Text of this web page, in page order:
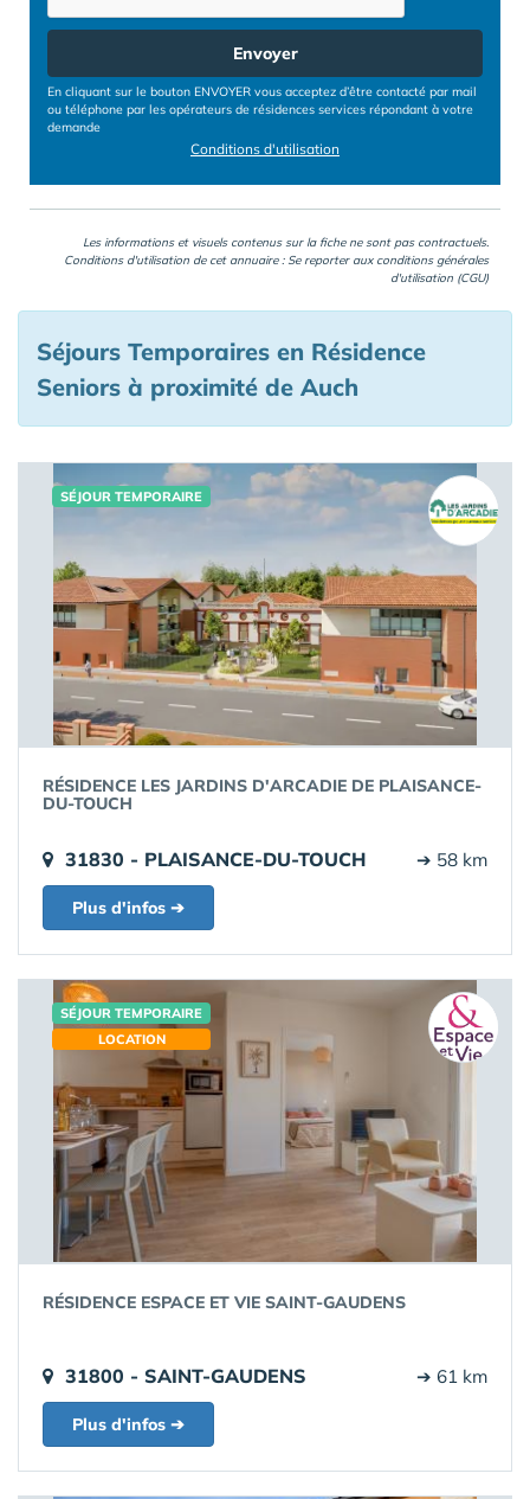
Envoyer
En cliquant sur le bouton ENVOYER vous acceptez d’être contacté par mail
ou téléphone par les opérateurs de résidences services répondant à votre
demande
Conditions d'utilisation
Les informations et visuels contenus sur la fiche ne sont pas contractuels.
Conditions d'utilisation de cet annuaire : Se reporter aux conditions générales
d'utilisation (CGU)
Séjours Temporaires en Résidence
Seniors à proximité de Auch
SÉJOUR TEMPORAIRE
RÉSIDENCE LES JARDINS D'ARCADIE DE PLAISANCE-
DU-TOUCH
31830 - PLAISANCE-DU-TOUCH ➔ 58 km
Plus d'infos ➔
SÉJOUR TEMPORAIRE
LOCATION
RÉSIDENCE ESPACE ET VIE SAINT-GAUDENS
31800 - SAINT-GAUDENS ➔ 61 km
Plus d'infos ➔